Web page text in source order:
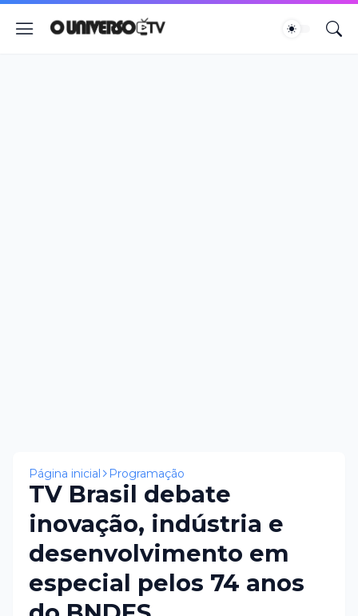
Página inicial Programação
TV Brasil debate
inovação, indústria e
desenvolvimento em
especial pelos 74 anos